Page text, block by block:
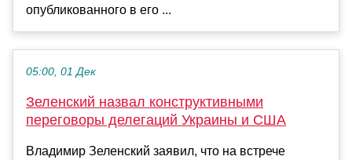
опубликованного в его ...
05:00, 01 Дек
Зеленский назвал конструктивными
переговоры делегаций Украины и США
Владимир Зеленский заявил, что на встрече